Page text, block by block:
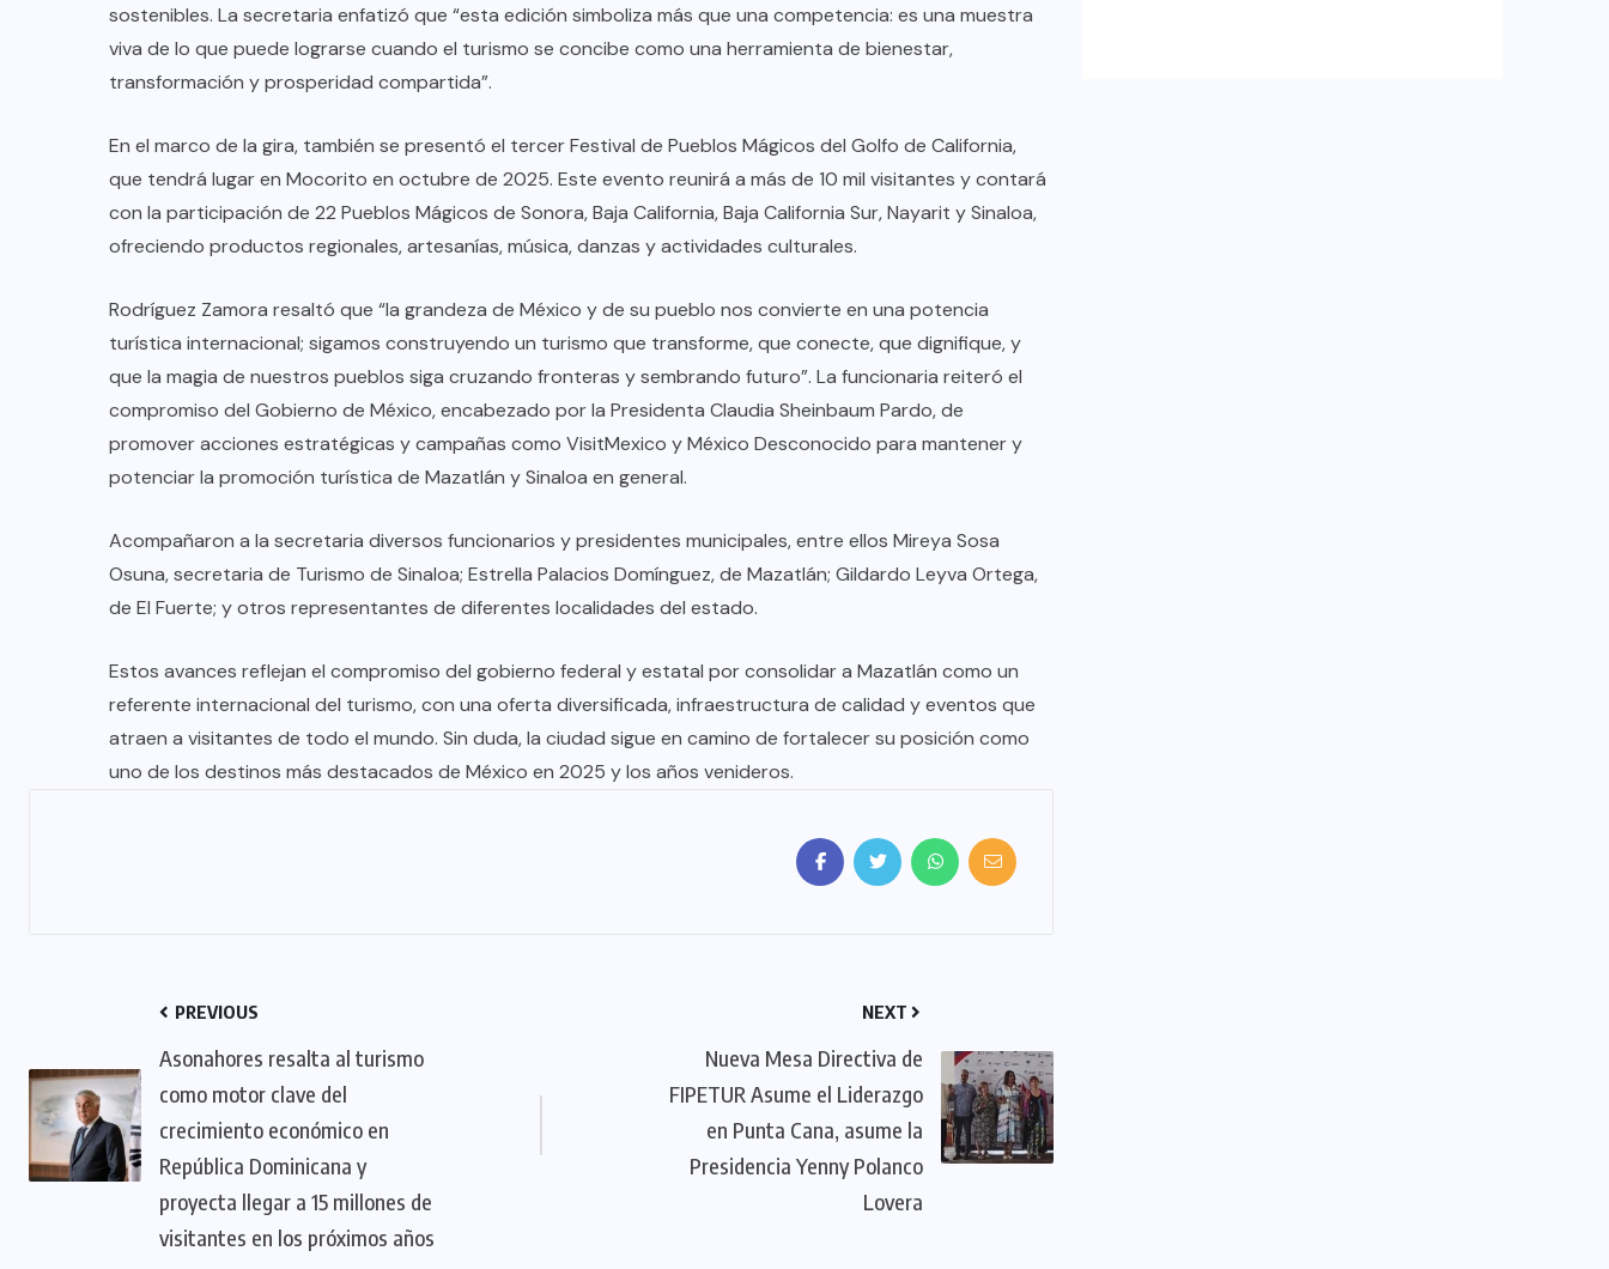
sostenibles. La secretaria enfatizó que “esta edición simboliza más que una competencia: es una muestra
viva de lo que puede lograrse cuando el turismo se concibe como una herramienta de bienestar,
transformación y prosperidad compartida”.
En el marco de la gira, también se presentó el tercer Festival de Pueblos Mágicos del Golfo de California,
que tendrá lugar en Mocorito en octubre de 2025. Este evento reunirá a más de 10 mil visitantes y contará
con la participación de 22 Pueblos Mágicos de Sonora, Baja California, Baja California Sur, Nayarit y Sinaloa,
ofreciendo productos regionales, artesanías, música, danzas y actividades culturales.
Rodríguez Zamora resaltó que “la grandeza de México y de su pueblo nos convierte en una potencia
turística internacional; sigamos construyendo un turismo que transforme, que conecte, que dignifique, y
que la magia de nuestros pueblos siga cruzando fronteras y sembrando futuro”. La funcionaria reiteró el
compromiso del Gobierno de México, encabezado por la Presidenta Claudia Sheinbaum Pardo, de
promover acciones estratégicas y campañas como VisitMexico y México Desconocido para mantener y
potenciar la promoción turística de Mazatlán y Sinaloa en general.
Acompañaron a la secretaria diversos funcionarios y presidentes municipales, entre ellos Mireya Sosa
Osuna, secretaria de Turismo de Sinaloa; Estrella Palacios Domínguez, de Mazatlán; Gildardo Leyva Ortega,
de El Fuerte; y otros representantes de diferentes localidades del estado.
Estos avances reflejan el compromiso del gobierno federal y estatal por consolidar a Mazatlán como un
referente internacional del turismo, con una oferta diversificada, infraestructura de calidad y eventos que
atraen a visitantes de todo el mundo. Sin duda, la ciudad sigue en camino de fortalecer su posición como
uno de los destinos más destacados de México en 2025 y los años venideros.
PREVIOUS
Asonahores resalta al turismo
como motor clave del
crecimiento económico en
República Dominicana y
proyecta llegar a 15 millones de
visitantes en los próximos años
NEXT
Nueva Mesa Directiva de
FIPETUR Asume el Liderazgo
en Punta Cana, asume la
Presidencia Yenny Polanco
Lovera